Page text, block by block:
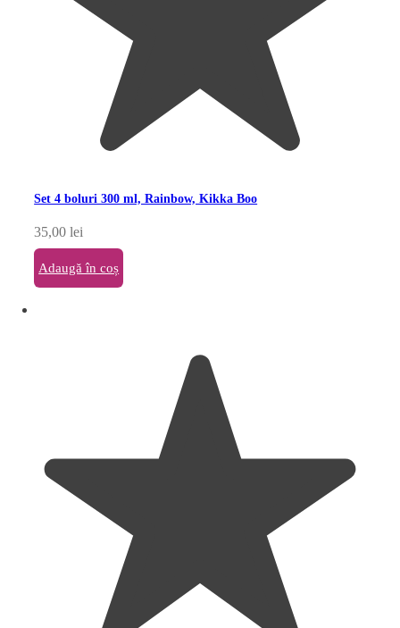
Set 4 boluri 300 ml, Rainbow, Kikka Boo
35,00lei
Adaugă în coș